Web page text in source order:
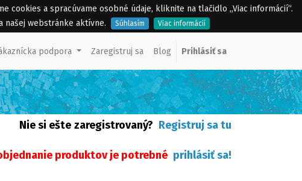
cookies a spracúvame osobné údaje, kliknite na tlačidlo „Viac informácií“.
našej webstránke aktívne.
Súhlasím Viac informácií
podpora Zaregistruj sa Blog Prihlásiť sa
Nie si ešte zaregistrovaný? Registruj sa tu
produktov je potrebné prihlásiť sa!